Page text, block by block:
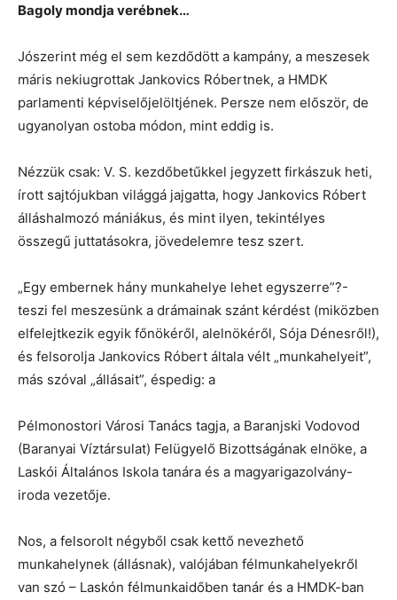
Bagoly mondja verébnek…
Jószerint még el sem kezdődött a kampány, a meszesek
máris nekiugrottak Jankovics Róbertnek, a HMDK
parlamenti képviselőjelöltjének. Persze nem először, de
ugyanolyan ostoba módon, mint eddig is.
Nézzük csak: V. S. kezdőbetűkkel jegyzett firkászuk heti,
írott sajtójukban világgá jajgatta, hogy Jankovics Róbert
álláshalmozó mániákus, és mint ilyen, tekintélyes
összegű juttatásokra, jövedelemre tesz szert.
„Egy embernek hány munkahelye lehet egyszerre”?-
teszi fel meszesünk a drámainak szánt kérdést (miközben
elfelejtkezik egyik főnökéről, alelnökéről, Sója Dénesről!),
és felsorolja Jankovics Róbert általa vélt „munkahelyeit”,
más szóval „állásait”, éspedig: a
Pélmonostori Városi Tanács tagja, a Baranjski Vodovod
(Baranyai Víztársulat) Felügyelő Bizottságának elnöke, a
Laskói Általános Iskola tanára és a magyarigazolvány-
iroda vezetője.
Nos, a felsorolt négyből csak kettő nevezhető
munkahelynek (állásnak), valójában félmunkahelyekről
van szó – Laskón félmunkaidőben tanár és a HMDK-ban